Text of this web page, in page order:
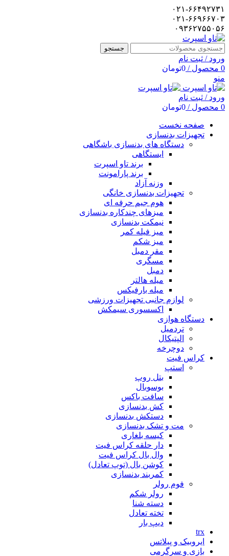
۰۲۱-۶۶۴۹۲۷۳۱
۰۲۱-۶۶۹۶۶۷۰۳
۰۹۳۶۲۷۵۵۰۵۶
جستجو
ورود / ثبت نام
0 محصول / تومان0
منو
ورود / ثبت نام
0 محصول / تومان0
صفحه نخست
تجهیزات بدنسازی
دستگاه های بدنسازی باشگاهی
ایستگاهی
برند تاو اسپرت
برند پارامونت
وزنه آزاد
تجهیزات بدنسازی خانگی
هوم جیم حرفه ای
میزهای چندکاره بدنسازی
نیمکت بدنسازی
میز فیله کمر
میز شکم
مقر دمبل
مسگری
دمبل
میله هالتر
میله بارفیکس
لوازم جانبی تجهیزات ورزشی
اکسسوری سیمکش
دستگاه هوازی
تردمیل
الپتیکال
دوچرخه
کراس فیت
استپ
بتل روپ
بوسوبال
سافت باکس
کش بدنسازی
دستکش بدنسازی
مت و تشک بدنسازی
کیسه بلغاری
دار حلقه کراس فیت
وال بال کراس فیت
کوشن بال (توپ تعادل)
کمربند بدنسازی
فوم رولر
رولر شکم
دسته شنا
تخته تعادل
دیپ بار
trx
ایروبیک و پیلاتس
بازی و سرگرمی